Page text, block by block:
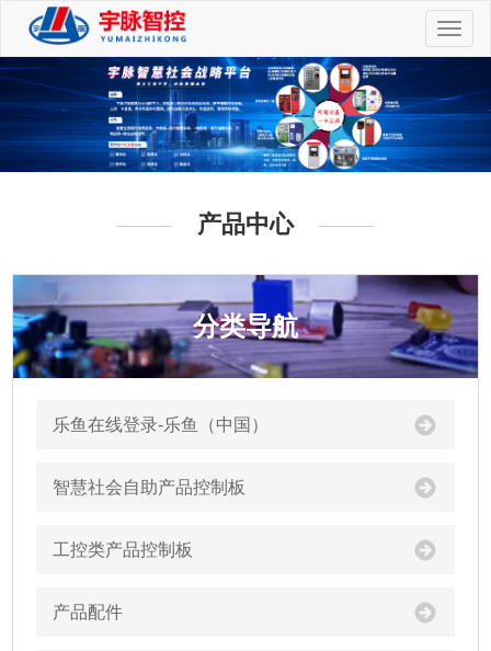
切
换
航
产品中心
分类导航
乐鱼在线登录-乐鱼（中国）
智慧社会自助产品控制板
工控类产品控制板
产品配件